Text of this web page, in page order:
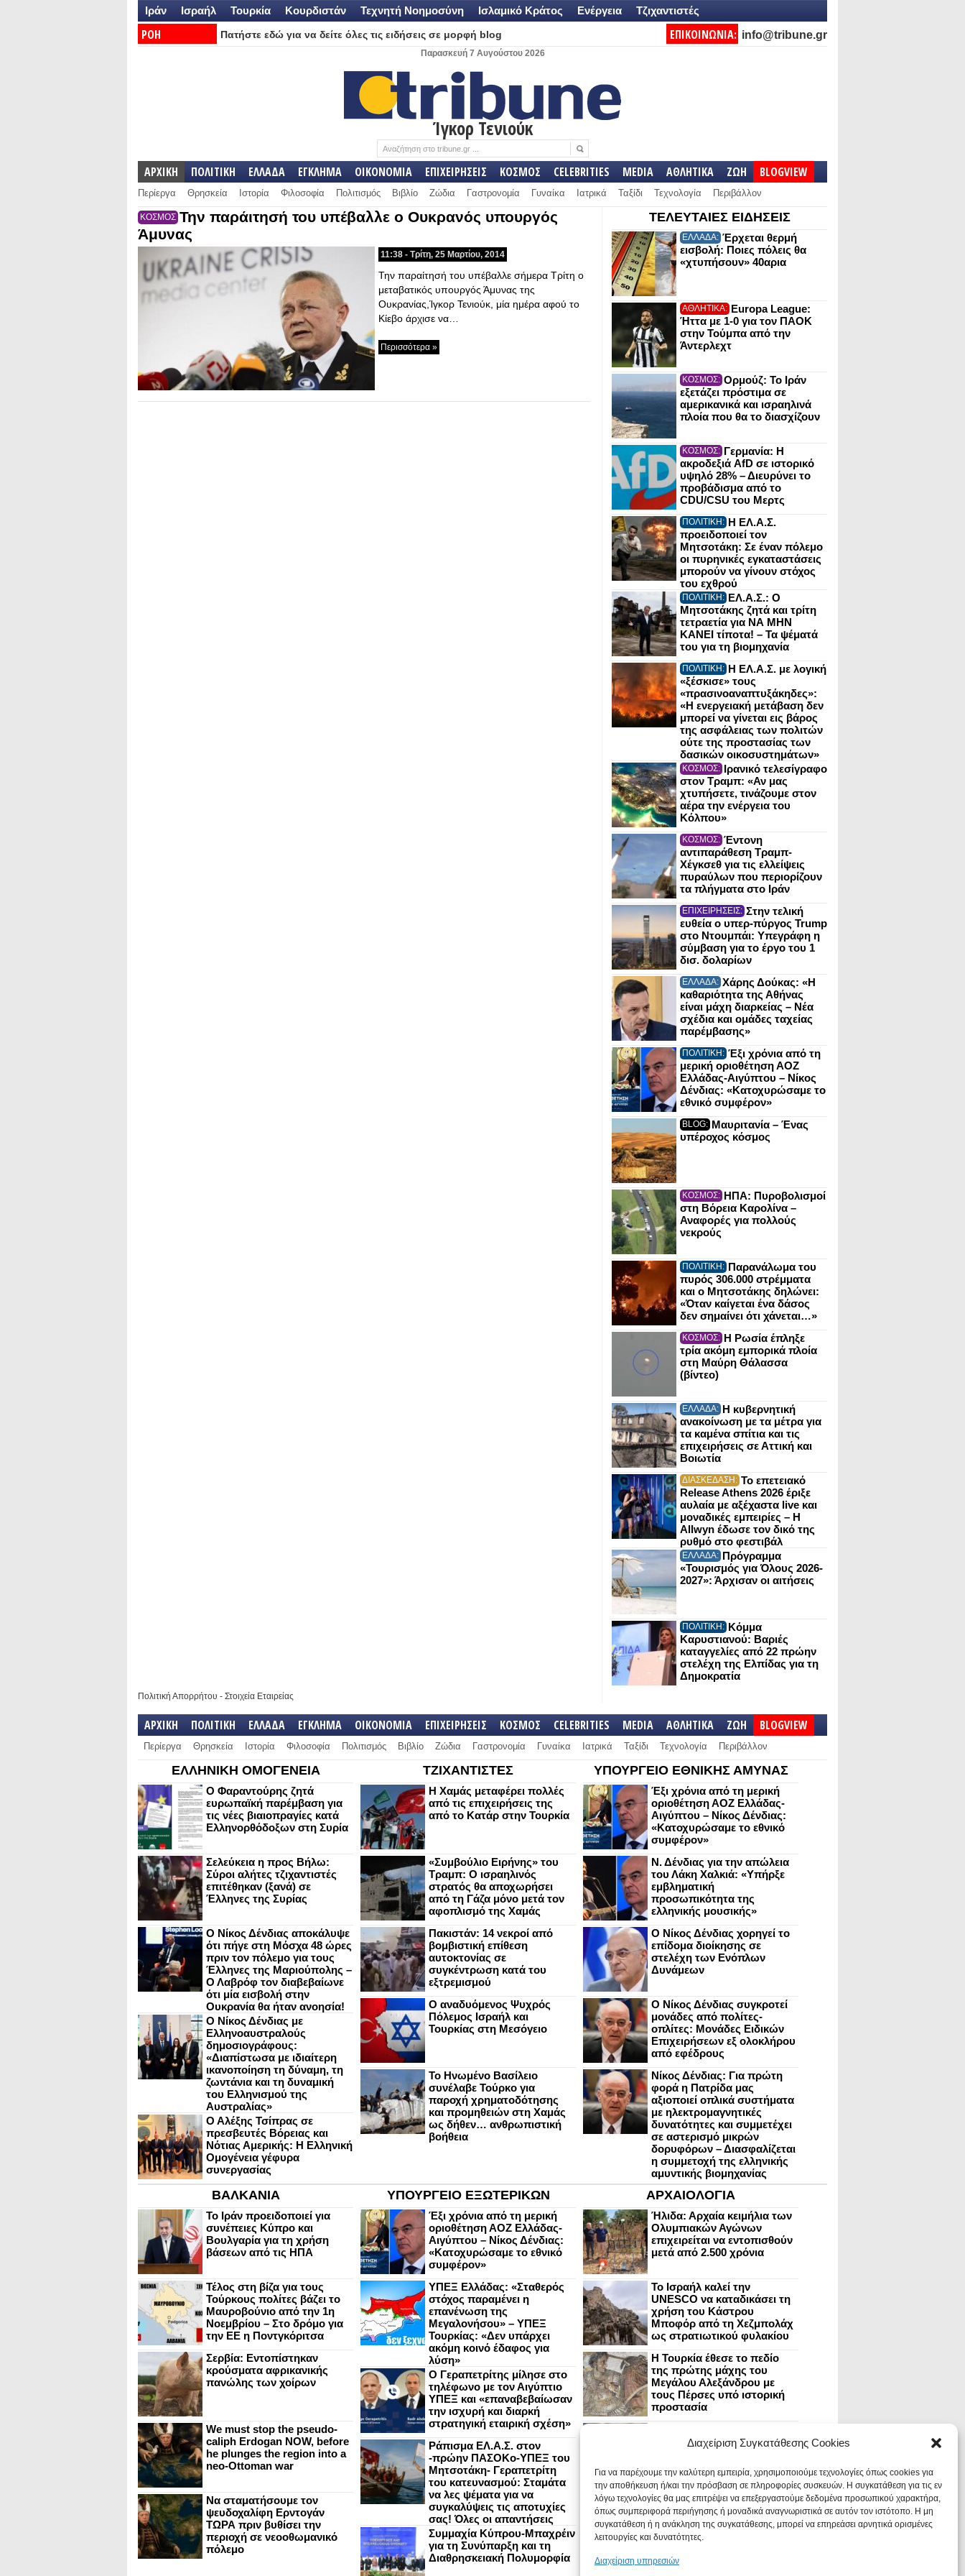
Διαχείριση Συγκατάθεσης Cookies
Για να παρέχουμε την καλύτερη εμπειρία, χρησιμοποιούμε τεχνολογίες όπως cookies για
την αποθήκευση ή/και την πρόσβαση σε πληροφορίες συσκευών. Η συγκατάθεση για τις εν
λόγω τεχνολογίες θα μας επιτρέψει να επεξεργαστούμε δεδομένα προσωπικού χαρακτήρα,
όπως συμπεριφορά περιήγησης ή μοναδικά αναγνωριστικά σε αυτόν τον ιστότοπο. Η μη
συγκατάθεση ή η ανάκληση της συγκατάθεσης, μπορεί να επηρεάσει αρνητικά ορισμένες
λειτουργίες και δυνατότητες.
Διαχείριση υπηρεσιών
Ιράν Ισραήλ Τουρκία Κουρδιστάν Τεχνητή Νοημοσύνη Ισλαμικό Κράτος Ενέργεια Τζιχαντιστές
ΡΟΗ
Πατήστε εδώ για να δείτε όλες τις ειδήσεις σε μορφή blog ΕΠΙΚΟΙΝΩΝΙΑ: info@tribune.gr
Παρασκευή 7 Αυγούστου 2026
Ίγκορ Τενιούκ
ΑΡΧΙΚΗ ΠΟΛΙΤΙΚΗ ΕΛΛΑΔΑ ΕΓΚΛΗΜΑ ΟΙΚΟΝΟΜΙΑ ΕΠΙΧΕΙΡΗΣΕΙΣ ΚΟΣΜΟΣ CELEBRITIES MEDIA ΑΘΛΗΤΙΚΑ ΖΩΗ BLOGVIEW
Περίεργα Θρησκεία Ιστορία Φιλοσοφία Πολιτισμός Βιβλίο Ζώδια Γαστρονομία Γυναίκα Ιατρικά Ταξίδι Τεχνολογία Περιβάλλον
ΚΟΣΜΟΣ Την παράιτησή του υπέβαλλε ο Ουκρανός υπουργός
Άμυνας
11:38 - Τρίτη, 25 Μαρτίου, 2014
Την παραίτησή του υπέβαλλε σήμερα Τρίτη ο
μεταβατικός υπουργός Άμυνας της
Ουκρανίας,Ίγκορ Τενιούκ, μία ημέρα αφού το
Κίεβο άρχισε να…
Περισσότερα »
ΤΕΛΕΥΤΑΙΕΣ ΕΙΔΗΣΕΙΣ
ΕΛΛΑΔΑ: Έρχεται θερμή
εισβολή: Ποιες πόλεις θα
«χτυπήσουν» 40αρια
ΑΘΛΗΤΙΚΑ: Europa League:
Ήττα με 1-0 για τον ΠΑΟΚ
στην Τούμπα από την
Άντερλεχτ
ΚΟΣΜΟΣ: Ορμούζ: Το Ιράν
εξετάζει πρόστιμα σε
αμερικανικά και ισραηλινά
πλοία που θα το διασχίζουν
ΚΟΣΜΟΣ: Γερμανία: Η
ακροδεξιά AfD σε ιστορικό
υψηλό 28% – Διευρύνει το
προβάδισμα από το
CDU/CSU του Μερτς
ΠΟΛΙΤΙΚΗ: Η ΕΛ.Α.Σ.
προειδοποιεί τον
Μητσοτάκη: Σε έναν πόλεμο
οι πυρηνικές εγκαταστάσεις
μπορούν να γίνουν στόχος
του εχθρού
ΠΟΛΙΤΙΚΗ: ΕΛ.Α.Σ.: Ο
Μητσοτάκης ζητά και τρίτη
τετραετία για ΝΑ ΜΗΝ
ΚΑΝΕΙ τίποτα! – Τα ψέματά
του για τη βιομηχανία
ΠΟΛΙΤΙΚΗ: Η ΕΛ.Α.Σ. με λογική
«ξέσκισε» τους
«πρασινοαναπτυξάκηδες»:
«Η ενεργειακή μετάβαση δεν
μπορεί να γίνεται εις βάρος
της ασφάλειας των πολιτών
ούτε της προστασίας των
δασικών οικοσυστημάτων»
ΚΟΣΜΟΣ: Ιρανικό τελεσίγραφο
στον Τραμπ: «Αν μας
χτυπήσετε, τινάζουμε στον
αέρα την ενέργεια του
Κόλπου»
ΚΟΣΜΟΣ: Έντονη
αντιπαράθεση Τραμπ-
Χέγκσεθ για τις ελλείψεις
πυραύλων που περιορίζουν
τα πλήγματα στο Ιράν
ΕΠΙΧΕΙΡΗΣΕΙΣ: Στην τελική
ευθεία ο υπερ-πύργος Trump
στο Ντουμπάι: Υπεγράφη η
σύμβαση για το έργο του 1
δισ. δολαρίων
ΕΛΛΑΔΑ: Χάρης Δούκας: «Η
καθαριότητα της Αθήνας
είναι μάχη διαρκείας – Νέα
σχέδια και ομάδες ταχείας
παρέμβασης»
ΠΟΛΙΤΙΚΗ: Έξι χρόνια από τη
μερική οριοθέτηση ΑΟΖ
Ελλάδας-Αιγύπτου – Νίκος
Δένδιας: «Κατοχυρώσαμε το
εθνικό συμφέρον»
BLOG: Μαυριτανία – Ένας
υπέροχος κόσμος
ΚΟΣΜΟΣ: ΗΠΑ: Πυροβολισμοί
στη Βόρεια Καρολίνα –
Αναφορές για πολλούς
νεκρούς
ΠΟΛΙΤΙΚΗ: Παρανάλωμα του
πυρός 306.000 στρέμματα
και ο Μητσοτάκης δηλώνει:
«Όταν καίγεται ένα δάσος
δεν σημαίνει ότι χάνεται…»
ΚΟΣΜΟΣ: Η Ρωσία έπληξε
τρία ακόμη εμπορικά πλοία
στη Μαύρη Θάλασσα
(βίντεο)
ΕΛΛΑΔΑ: Η κυβερνητική
ανακοίνωση με τα μέτρα για
τα καμένα σπίτια και τις
επιχειρήσεις σε Αττική και
Βοιωτία
ΔΙΑΣΚΕΔΑΣΗ: Το επετειακό
Release Athens 2026 έριξε
αυλαία με αξέχαστα live και
μοναδικές εμπειρίες – Η
Allwyn έδωσε τον δικό της
ρυθμό στο φεστιβάλ
ΕΛΛΑΔΑ: Πρόγραμμα
«Τουρισμός για Όλους 2026-
2027»: Άρχισαν οι αιτήσεις
ΠΟΛΙΤΙΚΗ: Κόμμα
Καρυστιανού: Βαριές
καταγγελίες από 22 πρώην
στελέχη της Ελπίδας για τη
Δημοκρατία
Πολιτική Απορρήτου - Στοιχεία Εταιρείας
ΑΡΧΙΚΗ ΠΟΛΙΤΙΚΗ ΕΛΛΑΔΑ ΕΓΚΛΗΜΑ ΟΙΚΟΝΟΜΙΑ ΕΠΙΧΕΙΡΗΣΕΙΣ ΚΟΣΜΟΣ CELEBRITIES MEDIA ΑΘΛΗΤΙΚΑ ΖΩΗ BLOGVIEW
Περίεργα Θρησκεία Ιστορία Φιλοσοφία Πολιτισμός Βιβλίο Ζώδια Γαστρονομία Γυναίκα Ιατρικά Ταξίδι Τεχνολογία Περιβάλλον
ΕΛΛΗΝΙΚΗ ΟΜΟΓΕΝΕΙΑ
Ο Φαραντούρης ζητά
ευρωπαϊκή παρέμβαση για
τις νέες βιαιοπραγίες κατά
Ελληνορθόδοξων στη Συρία
Σελεύκεια η προς Βήλω:
Σύροι αλήτες τζιχαντιστές
επιτέθηκαν (ξανά) σε
Έλληνες της Συρίας
Ο Νίκος Δένδιας αποκάλυψε
ότι πήγε στη Μόσχα 48 ώρες
πριν τον πόλεμο για τους
Έλληνες της Μαριούπολης –
Ο Λαβρόφ τον διαβεβαίωνε
ότι μία εισβολή στην
Ουκρανία θα ήταν ανοησία!
Ο Νίκος Δένδιας με
Ελληνοαυστραλούς
δημοσιογράφους:
«Διαπίστωσα με ιδιαίτερη
ικανοποίηση τη δύναμη, τη
ζωντάνια και τη δυναμική
του Ελληνισμού της
Αυστραλίας»
Ο Αλέξης Τσίπρας σε
πρεσβευτές Βόρειας και
Νότιας Αμερικής: Η Ελληνική
Ομογένεια γέφυρα
συνεργασίας
ΤΖΙΧΑΝΤΙΣΤΕΣ
Η Χαμάς μεταφέρει πολλές
από τις επιχειρήσεις της
από το Κατάρ στην Τουρκία
«Συμβούλιο Ειρήνης» του
Τραμπ: Ο ισραηλινός
στρατός θα αποχωρήσει
από τη Γάζα μόνο μετά τον
αφοπλισμό της Χαμάς
Πακιστάν: 14 νεκροί από
βομβιστική επίθεση
αυτοκτονίας σε
συγκέντρωση κατά του
εξτρεμισμού
Ο αναδυόμενος Ψυχρός
Πόλεμος Ισραήλ και
Τουρκίας στη Μεσόγειο
Το Ηνωμένο Βασίλειο
συνέλαβε Τούρκο για
παροχή χρηματοδότησης
και προμηθειών στη Χαμάς
ως δήθεν… ανθρωπιστική
βοήθεια
ΥΠΟΥΡΓΕΙΟ ΕΘΝΙΚΗΣ ΑΜΥΝΑΣ
Έξι χρόνια από τη μερική
οριοθέτηση ΑΟΖ Ελλάδας-
Αιγύπτου – Νίκος Δένδιας:
«Κατοχυρώσαμε το εθνικό
συμφέρον»
Ν. Δένδιας για την απώλεια
του Λάκη Χαλκιά: «Υπήρξε
εμβληματική
προσωπικότητα της
ελληνικής μουσικής»
Ο Νίκος Δένδιας χορηγεί το
επίδομα διοίκησης σε
στελέχη των Ενόπλων
Δυνάμεων
Ο Νίκος Δένδιας συγκροτεί
μονάδες από πολίτες-
οπλίτες: Μονάδες Ειδικών
Επιχειρήσεων εξ ολοκλήρου
από εφέδρους
Νίκος Δένδιας: Για πρώτη
φορά η Πατρίδα μας
αξιοποιεί οπλικά συστήματα
με ηλεκτρομαγνητικές
δυνατότητες και συμμετέχει
σε αστερισμό μικρών
δορυφόρων – Διασφαλίζεται
η συμμετοχή της ελληνικής
αμυντικής βιομηχανίας
ΒΑΛΚΑΝΙΑ
Το Ιράν προειδοποιεί για
συνέπειες Κύπρο και
Βουλγαρία για τη χρήση
βάσεων από τις ΗΠΑ
Τέλος στη βίζα για τους
Τούρκους πολίτες βάζει το
Μαυροβούνιο από την 1η
Νοεμβρίου – Στο δρόμο για
την ΕΕ η Ποντγκόριτσα
Σερβία: Εντοπίστηκαν
κρούσματα αφρικανικής
πανώλης των χοίρων
We must stop the pseudo-
caliph Erdogan NOW, before
he plunges the region into a
neo-Ottoman war
Να σταματήσουμε τον
ψευδοχαλίφη Ερντογάν
ΤΩΡΑ πριν βυθίσει την
περιοχή σε νεοοθωμανικό
πόλεμο
ΥΠΟΥΡΓΕΙΟ ΕΞΩΤΕΡΙΚΩΝ
Έξι χρόνια από τη μερική
οριοθέτηση ΑΟΖ Ελλάδας-
Αιγύπτου – Νίκος Δένδιας:
«Κατοχυρώσαμε το εθνικό
συμφέρον»
ΥΠΕΞ Ελλάδας: «Σταθερός
στόχος παραμένει η
επανένωση της
Μεγαλονήσου» – ΥΠΕΞ
Τουρκίας: «Δεν υπάρχει
ακόμη κοινό έδαφος για
λύση»
Ο Γεραπετρίτης μίλησε στο
τηλέφωνο με τον Αιγύπτιο
ΥΠΕΞ και «επαναβεβαίωσαν
την ισχυρή και διαρκή
στρατηγική εταιρική σχέση»
Ράπισμα ΕΛ.Α.Σ. στον
-πρώην ΠΑΣΟΚο-ΥΠΕΞ του
Μητσοτάκη- Γεραπετρίτη
του κατευνασμού: Σταμάτα
να λες ψέματα για να
συγκαλύψεις τις αποτυχίες
σας! Όλες οι απαντήσεις
Συμμαχία Κύπρου-Μπαχρέιν
για τη Συνύπαρξη και τη
Διαθρησκειακή Πολυμορφία
ΑΡΧΑΙΟΛΟΓΙΑ
Ήλιδα: Αρχαία κειμήλια των
Ολυμπιακών Αγώνων
επιχειρείται να εντοπισθούν
μετά από 2.500 χρόνια
Το Ισραήλ καλεί την
UNESCO να καταδικάσει τη
χρήση του Κάστρου
Μποφόρ από τη Χεζμπολάχ
ως στρατιωτικού φυλακίου
Η Τουρκία έθεσε το πεδίο
της πρώτης μάχης του
Μεγάλου Αλεξάνδρου με
τους Πέρσες υπό ιστορική
προστασία
ανακτόρου στην
στο Παλάτι των Δεσποτών
Οι Νεάντερταλ έκαναν
οδοντιατρικές επεμβάσεις σε
χαλασμένα δόντια, σύμφωνα
με ευρήματα